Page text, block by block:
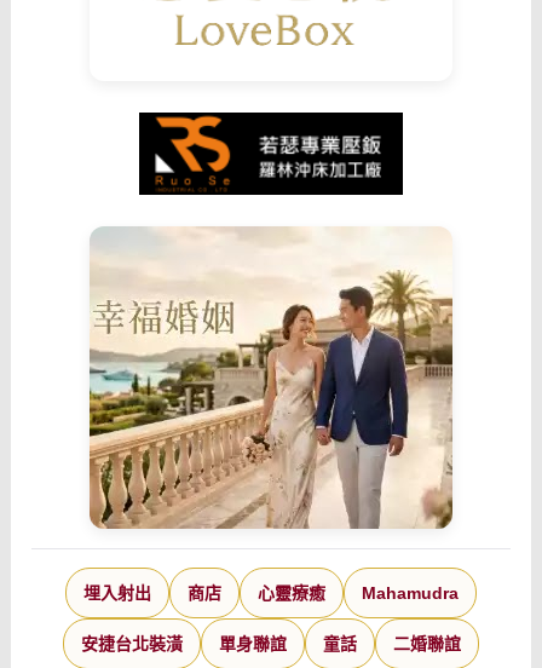
埋入射出 商店 心靈療癒 Mahamudra
安捷台北裝潢 單身聯誼 童話 二婚聯誼